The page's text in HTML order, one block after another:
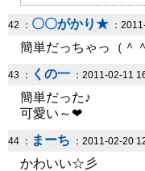
42 ： 〇〇がかり★ ：
簡単だっちゃっ（＾
43 ： くの一 ：2011-02-11
簡単だった♪
可愛い～❤
44 ： まーち ：2011-02-20
かわいい☆彡